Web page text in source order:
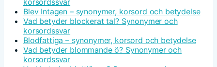
korsordssvar
Blev Intagen – synonymer, korsord och betydelse
Vad betyder blockerat tal? Synonymer och
korsordssvar
Blodfattiga – synonymer, korsord och betydelse
Vad betyder blommande ö? Synonymer och
korsordssvar